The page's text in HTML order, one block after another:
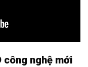
công nghệ mới